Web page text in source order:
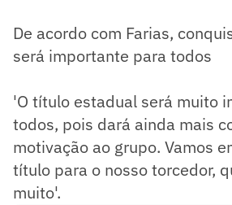
De acordo com Farias,
será importante para todos
'O título estadual será muito
todos, pois dará ainda mais
motivação ao grupo. Vamos
título para o nosso torcedor,
muito'.